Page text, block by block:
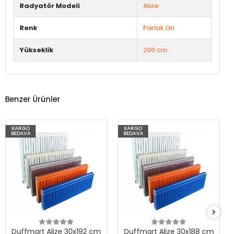
Radyatör Modeli Alize
Renk Parlak Gri
Yükseklik 200 cm.
Benzer Ürünler
KARGO
BEDAVA
Duffmart Alize 30x192 cm
KARGO
BEDAVA
Duffmart Alize 30x188 cm